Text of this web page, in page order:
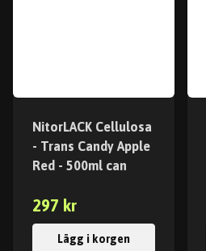
NitorLACK Cellulosa
- Trans Candy Apple
Red - 500ml can
297 kr
Lägg i korgen